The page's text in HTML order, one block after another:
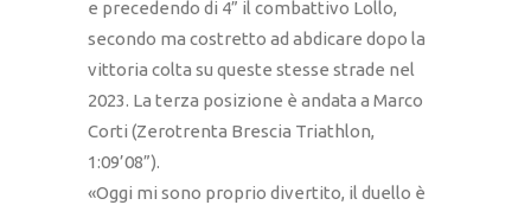
e precedendo di 4” il combattivo Lollo,
secondo ma costretto ad abdicare dopo la
vittoria colta su queste stesse strade nel
2023. La terza posizione è andata a Marco
Corti (Zerotrenta Brescia Triathlon,
1:09’08”).
«Oggi mi sono proprio divertito, il duello è